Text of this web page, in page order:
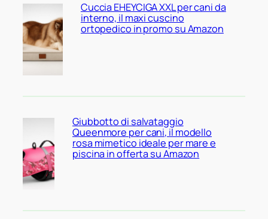
Cuccia EHEYCIGA XXL per cani da
interno, il maxi cuscino
ortopedico in promo su Amazon
Giubbotto di salvataggio
Queenmore per cani, il modello
rosa mimetico ideale per mare e
piscina in offerta su Amazon